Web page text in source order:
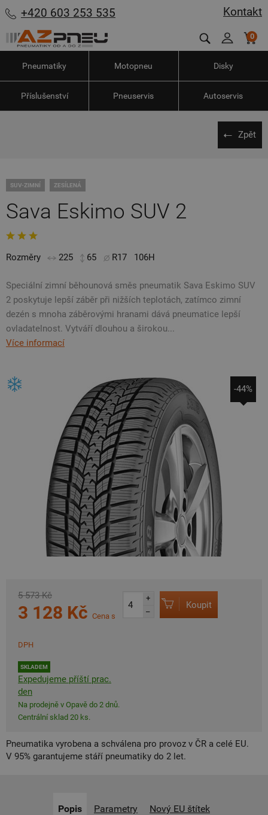
Kontakt
+420 603 253 535
0
Pneumatiky Motopneu Disky
Příslušenství Pneuservis Autoservis
Zpět
SUV-ZIMNÍ ZESÍLENÁ
Sava Eskimo SUV 2
Rozměry 225 65 R17 106H
Speciální zimní běhounová směs pneumatik Sava Eskimo SUV
2 poskytuje lepší záběr při nižších teplotách, zatímco zimní
dezén s mnoha záběrovými hranami dává pneumatice lepší
ovladatelnost. Vytváří dlouhou a širokou...
Více informací
-44%
5 573 Kč
3 128 Kč Cena s
DPH
SKLADEM
Expedujeme příští prac.
den
Na prodejně v Opavě do 2 dnů.
Centrální sklad 20 ks.
+
–
Koupit
Pneumatika vyrobena a schválena pro provoz v ČR a celé EU.
V 95% garantujeme stáří pneumatiky do 2 let.
Popis Parametry Nový EU štítek